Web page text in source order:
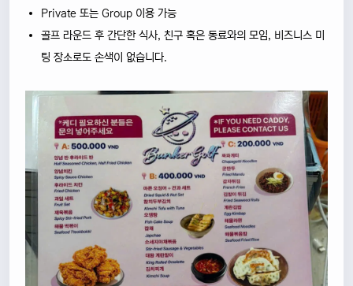
Private 또는 Group 이용 가능
골프 라운드 후 간단한 식사, 친구 혹은 동료와의 모임, 비즈니스 미
팅 장소로도 손색이 없습니다.